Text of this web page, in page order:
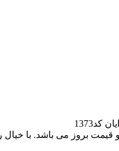
و قیمت بروز می باشد. با